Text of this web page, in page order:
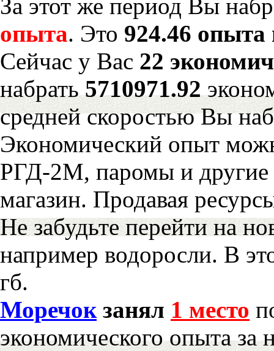
За этот же период Вы
опыта. Это 924.46 опыта
Сейчас у Вас 22
набрать5710971.92
средней скоростью Вы
Экономический опыт
РГД-2М, паромы и другие
магазин. Продавая
Не забудьте перейти на
например водоросли. В
гб.
Моречокзанял 1 место
экономического опыта за